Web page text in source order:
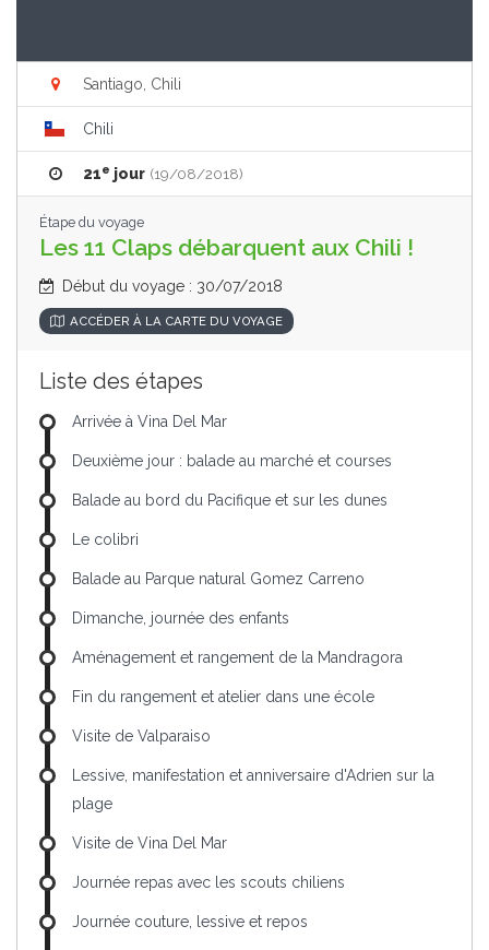
Santiago, Chili
Chili
21e jour (19/08/2018)
Étape du voyage
Les 11 Claps débarquent aux Chili !
Début du voyage : 30/07/2018
ACCÉDER À LA CARTE DU VOYAGE
Liste des étapes
Arrivée à Vina Del Mar
Deuxième jour : balade au marché et courses
Balade au bord du Pacifique et sur les dunes
Le colibri
Balade au Parque natural Gomez Carreno
Dimanche, journée des enfants
Aménagement et rangement de la Mandragora
Fin du rangement et atelier dans une école
Visite de Valparaiso
Lessive, manifestation et anniversaire d'Adrien sur la
plage
Visite de Vina Del Mar
Journée repas avec les scouts chiliens
Journée couture, lessive et repos